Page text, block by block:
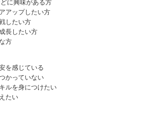
に興味がある方
アップしたい方
したい方
長したい方
方
を感じている
かっていない
ルを身につけたい
たい